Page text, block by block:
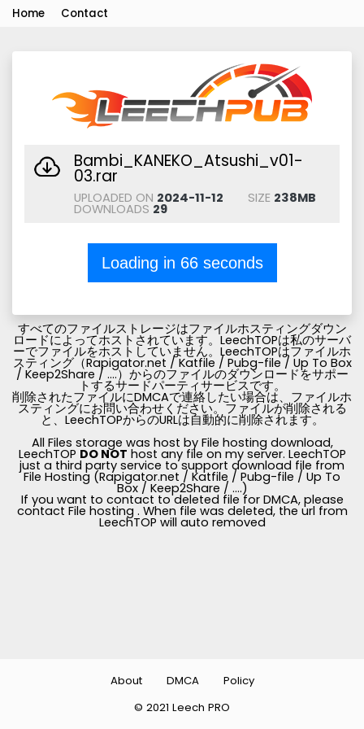
Home Contact
Bambi_KANEKO_Atsushi_v01-
03.rar
UPLOADED ON 2024-11-12 SIZE 238MB
DOWNLOADS 29
Loading in 66seconds
すべてのファイルストレージはファイルホスティングダウン
ロードによってホストされています。LeechTOPは私のサーバ
ーでファイルをホストしていません。LeechTOPはファイルホ
スティング（Rapigator.net / Katfile / Pubg-file / Up To Box
/ Keep2Share / ....）からのファイルのダウンロードをサポー
トするサードパーティサービスです。
削除されたファイルにDMCAで連絡したい場合は、ファイルホ
スティングにお問い合わせください。ファイルが削除される
と、LeechTOPからのURLは自動的に削除されます。
All Files storage was host by File hosting download,
LeechTOP DO NOT host any file on my server. LeechTOP
just a third party service to support download file from
File Hosting (Rapigator.net / Katfile / Pubg-file / Up To
Box / Keep2Share / ....)
If you want to contact to deleted file for DMCA, please
contact File hosting . When file was deleted, the url from
LeechTOP will auto removed
© 2021 Leech PRO
About DMCA Policy